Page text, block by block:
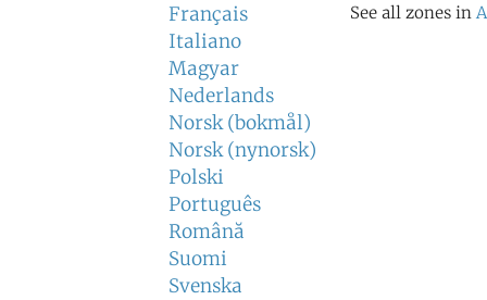
Français
Italiano
Magyar
Nederlands
Norsk (bokmål)
Norsk (nynorsk)
Polski
Português
Română
Suomi
Svenska
See all zones in